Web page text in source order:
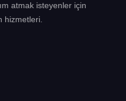
atmak isteyenler için
hizmetleri.